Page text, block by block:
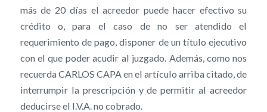
más de 20 días el acreedor puede hacer efectivo su
crédito o, para el caso de no ser atendido el
requerimiento de pago, disponer de un título ejecutivo
con el que poder acudir al juzgado. Además, como nos
recuerda CARLOS CAPA en el artículo arriba citado, de
interrumpir la prescripción y de permitir al acreedor
deducirse el I.V.A. no cobrado.